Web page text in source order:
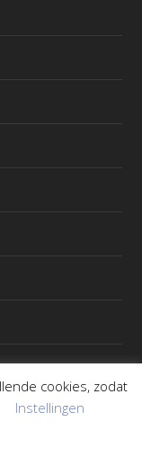
cookies, zodat
Instellingen